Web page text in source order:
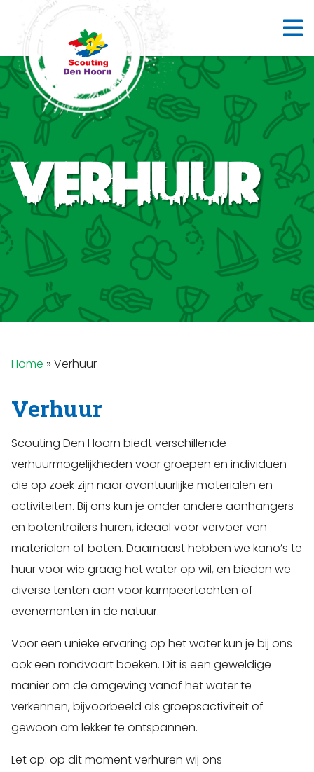
Verhuur
Home » Verhuur
Verhuur
Scouting Den Hoorn biedt verschillende
verhuurmogelijkheden voor groepen en individuen
die op zoek zijn naar avontuurlijke materialen en
activiteiten. Bij ons kun je onder andere aanhangers
en botentrailers huren, ideaal voor vervoer van
materialen of boten. Daarnaast hebben we kano’s te
huur voor wie graag het water op wil, en bieden we
diverse tenten aan voor kampeertochten of
evenementen in de natuur.
Voor een unieke ervaring op het water kun je bij ons
ook een rondvaart boeken. Dit is een geweldige
manier om de omgeving vanaf het water te
verkennen, bijvoorbeeld als groepsactiviteit of
gewoon om lekker te ontspannen.
Let op: op dit moment verhuren wij ons